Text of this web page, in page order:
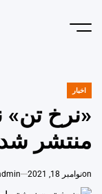
Menu
POSTED
اخبار
«نرخ تن»
منتشر شد
onنوامبر 18, 2021